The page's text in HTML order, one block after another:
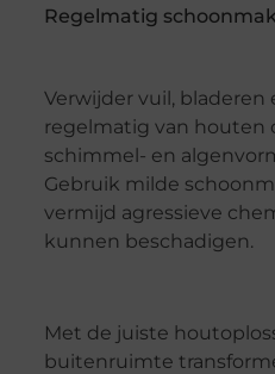
Regelmatig
Verwijder vuil, bladeren
regelmatig van houten
schimmel- en
Gebruik milde
vermijd agressieve
kunnen beschadigen.
Met de juiste
buitenruimte